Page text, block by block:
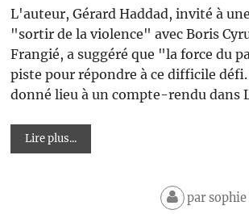
L'auteur, Gérard Haddad, invité à
"sortir de la violence" avec Boris
Frangié, a suggéré que "la force du
piste pour répondre à ce difficile défi.
donné lieu à un compte-rendu dans
Lire plus...
parsophie|